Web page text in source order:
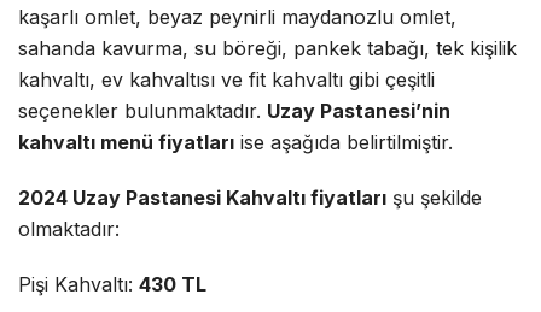
kaşarlı omlet, beyaz peynirli maydanozlu omlet,
sahanda kavurma, su böreği, pankek tabağı, tek kişilik
kahvaltı, ev kahvaltısı ve fit kahvaltı gibi çeşitli
seçenekler bulunmaktadır. Uzay Pastanesi’nin
kahvaltı menü fiyatları ise aşağıda belirtilmiştir.
2024 Uzay Pastanesi Kahvaltı fiyatları şu şekilde
olmaktadır:
Pişi Kahvaltı: 430 TL